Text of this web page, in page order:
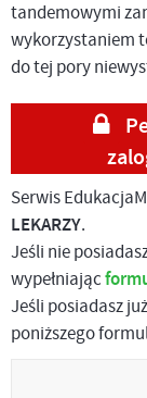
tandemowymi
wykorzystaniem
do tej pory
Serwis
LEKARZY.
Jeśli nie
wypełniając
Jeśli posiadasz
poniższego